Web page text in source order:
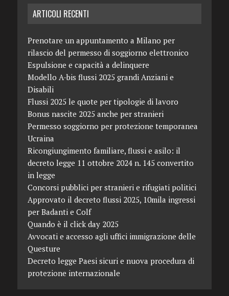
ARTICOLI RECENTI
Prenotare un appuntamento a Milano per
rilascio del permesso di soggiorno elettronico
Espulsione e capacità a delinquere
Modello A-bis flussi 2025 grandi Anziani e
Disabili
Flussi 2025 le quote per tipologie di lavoro
Bonus nascite 2025 anche per stranieri
Permesso soggiorno per protezione temporanea
Ucraina
Ricongiungimento familiare, flussi e asilo: il
decreto legge 11 ottobre 2024 n. 145 convertito
in legge
Concorsi pubblici per stranieri e rifugiati politici
Approvato il decreto flussi 2025, 10mila ingressi
per Badanti e Colf
Quando è il click day 2025
Avvocati e accesso agli uffici immigrazione delle
Questure
Decreto legge Paesi sicuri e nuova procedura di
protezione internazionale